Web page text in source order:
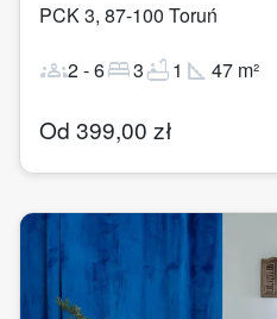
PCK 3, 87-100 Toruń
groups2-6bed3bathtub1 square_foot 47 m²
Od 399,00 zł